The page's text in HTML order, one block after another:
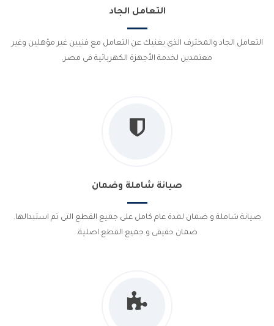
التعامل الجاد
التعامل الجاد والمحترف الذى يغنيك عن التعامل مع فنيين غير مؤهلين وغير
معتمدين لخدمة الأجهزة الكهربائية فى مصر.
صيانة شاملة وضمان
صيانة شاملة و ضمان لمدة عام كامل على جميع القطع التى تم استبدالها.
ضمان حقيقى و جميع القطع اصلية.